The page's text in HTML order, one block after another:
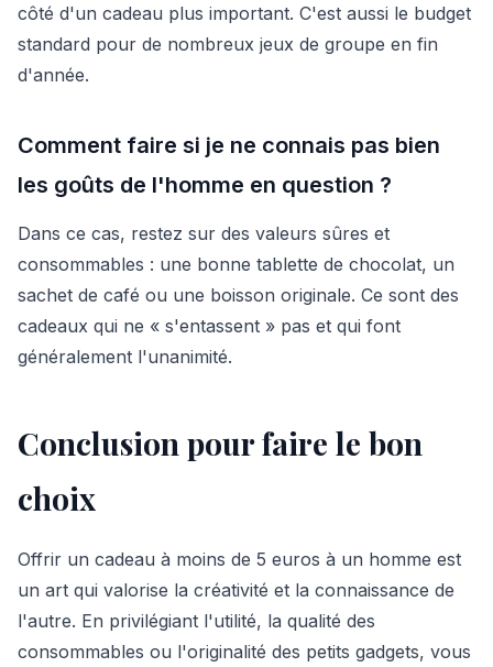
côté d'un cadeau plus important. C'est aussi le budget
standard pour de nombreux jeux de groupe en fin
d'année.
Comment faire si je ne connais pas bien
les goûts de l'homme en question ?
Dans ce cas, restez sur des valeurs sûres et
consommables : une bonne tablette de chocolat, un
sachet de café ou une boisson originale. Ce sont des
cadeaux qui ne « s'entassent » pas et qui font
généralement l'unanimité.
Conclusion pour faire le bon
choix
Offrir un cadeau à moins de 5 euros à un homme est
un art qui valorise la créativité et la connaissance de
l'autre. En privilégiant l'utilité, la qualité des
consommables ou l'originalité des petits gadgets, vous